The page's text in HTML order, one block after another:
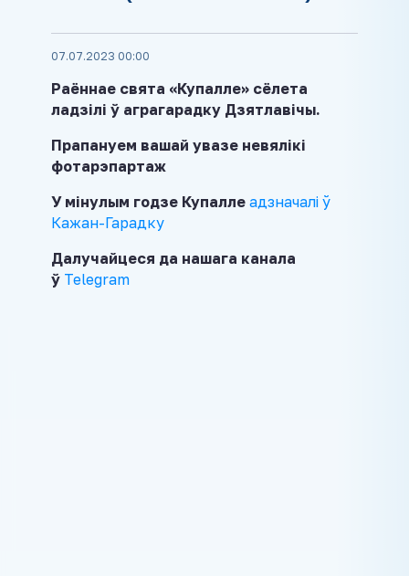
07.07.2023 00:00
Раённае свята «Купалле» сёлета
ладзілі ў аграгарадку Дзятлавічы.
Прапануем вашай увазе невялікі
фотарэпартаж
У мінулым годзе Купалле адзначалі ў
Кажан-Гарадку
Далучайцеся да нашага канала
ў Telegram